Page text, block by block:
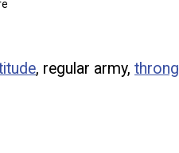
, regular army, throng